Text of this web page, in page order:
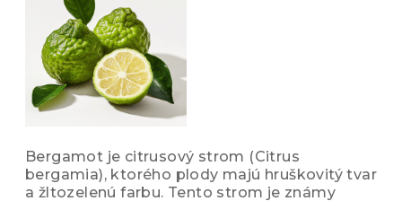
Bergamot je citrusový strom (Citrus
bergamia), ktorého plody majú hruškovitý tvar
a žltozelenú farbu. Tento strom je známy